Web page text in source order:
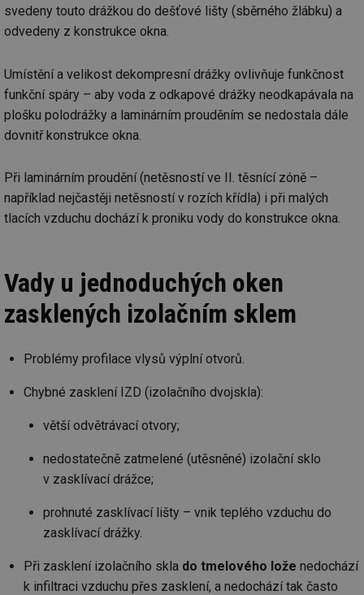
svedeny touto drážkou do dešťové lišty (sběrného žlábku) a
odvedeny z konstrukce okna.
Umístění a velikost dekompresní drážky ovlivňuje funkčnost
funkční spáry – aby voda z odkapové drážky neodkapávala na
plošku polodrážky a laminárním prouděním se nedostala dále
dovnitř konstrukce okna.
Při laminárním proudění (netěsností ve II. těsnící zóně –
například nejčastěji netěsností v rozích křídla) i při malých
tlacích vzduchu dochází k proniku vody do konstrukce okna.
Vady u jednoduchých oken
zasklených izolačním sklem
Problémy profilace vlysů výplní otvorů.
Chybné zasklení IZD (izolačního dvojskla):
větší odvětrávací otvory;
nedostatečně zatmelené (utěsněné) izolační sklo
v zasklívací drážce;
prohnuté zasklívací lišty – vnik teplého vzduchu do
zasklívací drážky.
Při zasklení izolačního skla do tmelového lože nedochází
k infiltraci vzduchu přes zasklení, a nedochází tak často